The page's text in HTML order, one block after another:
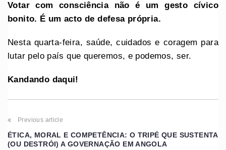
Votar com consciência não é um gesto cívico
bonito. É um acto de defesa própria.
Nesta quarta-feira, saúde, cuidados e coragem para
lutar pelo país que queremos, e podemos, ser.
Kandando daqui!
Previous article
ÉTICA, MORAL E COMPETÊNCIA: O TRIPÉ QUE SUSTENTA
(OU DESTRÓI) A GOVERNAÇÃO EM ANGOLA